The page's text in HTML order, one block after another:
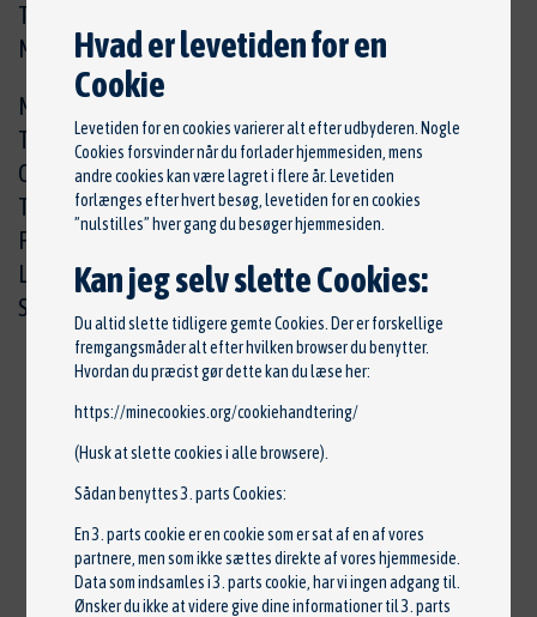
Tlf.
Mobil.
40 41 25 76
horning.dk
Mandag
Tirsdag
07:30 - 16:00
Onsdag
07:30 - 16:00
Torsdag
07:30 - 16:00
Fredag
07:30 - 15:00
Lørdag
Efter aftale
Søndag
Hvad er levetiden for en
Cookie
Levetiden for en cookies varierer alt efter udbyderen. Nogle
Cookies forsvinder når du forlader hjemmesiden, mens
andre cookies kan være lagret i flere år. Levetiden
forlænges efter hvert besøg, levetiden for en cookies
”nulstilles” hver gang du besøger hjemmesiden.
Kan jeg selv slette Cookies:
Du altid slette tidligere gemte Cookies. Der er forskellige
fremgangsmåder alt efter hvilken browser du benytter.
Hvordan du præcist gør dette kan du læse her:
https://minecookies.org/cookiehandtering/
(Husk at slette cookies i alle browsere).
Sådan benyttes 3. parts Cookies:
En 3. parts cookie er en cookie som er sat af en af vores
partnere, men som ikke sættes direkte af vores hjemmeside.
Data som indsamles i 3. parts cookie, har vi ingen adgang til.
Ønsker du ikke at videre give dine informationer til 3. parts